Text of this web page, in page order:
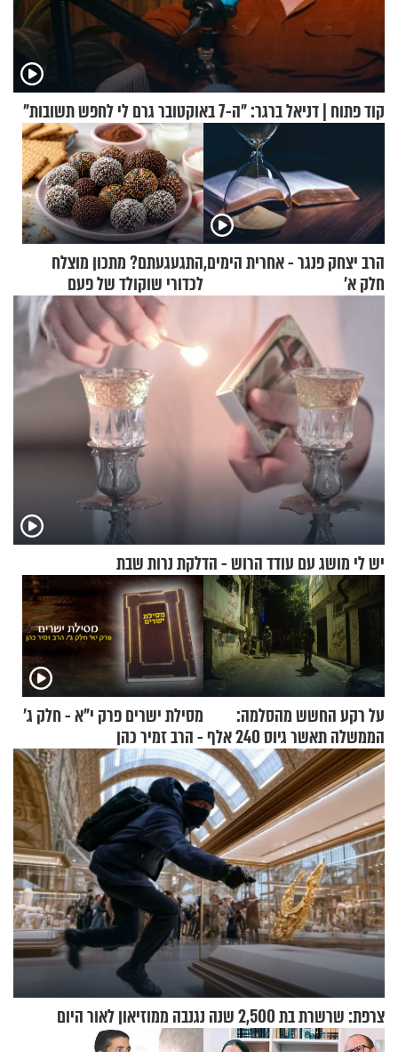
קוד פתוח | דניאל ברגר: "ה-7 באוקטובר גרם לי לחפש תשובות"
הרב יצחק פנגר - אחרית הימים,
חלק א’
התגעגעתם? מתכון מוצלח
לכדורי שוקולד של פעם
יש לי מושג עם עודד הרוש - הדלקת נרות שבת
על רקע החשש מהסלמה:
הממשלה תאשר גיוס 240 אלף
אנשי מילואים
מסילת ישרים פרק י"א - חלק ג’
- הרב זמיר כהן
צרפת: שרשרת בת 2,500 שנה נגנבה ממוזיאון לאור היום